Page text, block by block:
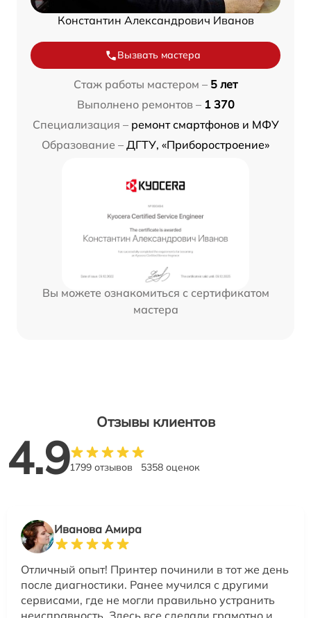
Константин Александрович Иванов
Вызвать мастера
Стаж работы мастером – 5 лет
Выполнено ремонтов – 1 370
Специализация – ремонт смартфонов и МФУ
Образование – ДГТУ, «Приборостроение»
Вы можете ознакомиться с сертификатом
мастера
Отзывы клиентов
4.91799 отзывов 5358 оценок
Иванова Амира
Отличный опыт! Принтер починили в тот же день
после диагностики. Ранее мучился с другими
сервисами, где не могли правильно устранить